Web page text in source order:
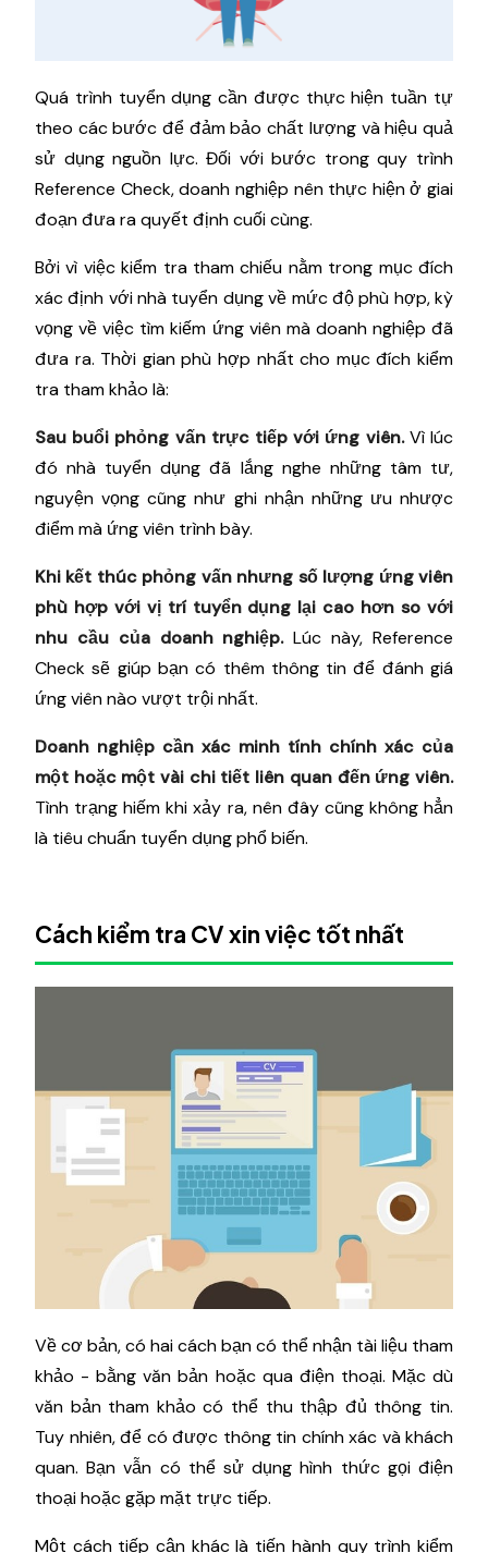
Quá trình tuyển dụng cần được thực hiện tuần tự
theo các bước để đảm bảo chất lượng và hiệu quả
sử dụng nguồn lực. Đối với bước trong quy trình
Reference Check, doanh nghiệp nên thực hiện ở giai
đoạn đưa ra quyết định cuối cùng.
Bởi vì việc kiểm tra tham chiếu nằm trong mục đích
xác định với nhà tuyển dụng về mức độ phù hợp, kỳ
vọng về việc tìm kiếm ứng viên mà doanh nghiệp đã
đưa ra. Thời gian phù hợp nhất cho mục đích kiểm
tra tham khảo là:
Sau buổi phỏng vấn trực tiếp với ứng viên.Vì lúc
đó nhà tuyển dụng đã lắng nghe những tâm tư,
nguyện vọng cũng như ghi nhận những ưu nhược
điểm mà ứng viên trình bày.
Khi kết thúc phỏng vấn nhưng số lượng ứng viên
phù hợp với vị trí tuyển dụng lại cao hơn so với
nhu cầu của doanh nghiệp.Lúc này, Reference
Check sẽ giúp bạn có thêm thông tin để đánh giá
ứng viên nào vượt trội nhất.
Doanh nghiệp cần xác minh tính chính xác của
một hoặc một vài chi tiết liên quan đến ứng viên.
Tình trạng hiếm khi xảy ra, nên đây cũng không hẳn
là tiêu chuẩn tuyển dụng phổ biến.
Cách kiểm tra CV xin việc tốt nhất
Về cơ bản, có hai cách bạn có thể nhận tài liệu tham
khảo - bằng văn bản hoặc qua điện thoại. Mặc dù
văn bản tham khảo có thể thu thập đủ thông tin.
Tuy nhiên, để có được thông tin chính xác và khách
quan. Bạn vẫn có thể sử dụng hình thức gọi điện
thoại hoặc gặp mặt trực tiếp.
Một cách tiếp cận khác là tiến hành quy trình kiểm